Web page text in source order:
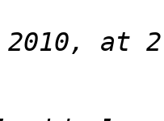
2010, at